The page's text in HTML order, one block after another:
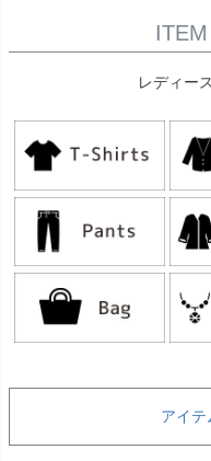
レディー
アイ